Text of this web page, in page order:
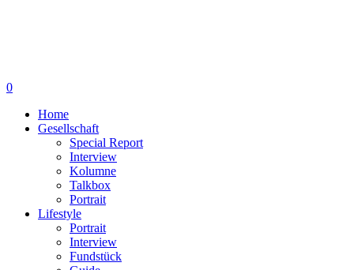
0
Home
Gesellschaft
Special Report
Interview
Kolumne
Talkbox
Portrait
Lifestyle
Portrait
Interview
Fundstück